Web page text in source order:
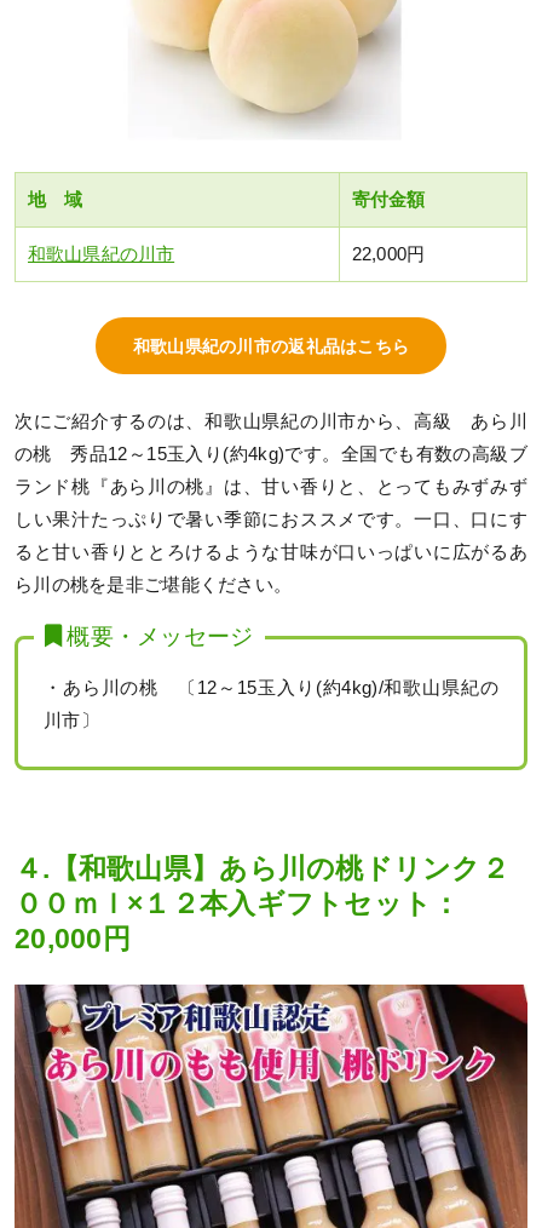
地 域 寄付金額
和歌山県紀の川市 22,000円
和歌山県紀の川市の返礼品はこちら
次にご紹介するのは、和歌山県紀の川市から、高級 あら川
の桃 秀品12～15玉入り(約4kg)です。全国でも有数の高級ブ
ランド桃『あら川の桃』は、甘い香りと、とってもみずみず
しい果汁たっぷりで暑い季節におススメです。一口、口にす
ると甘い香りととろけるような甘味が口いっぱいに広がるあ
ら川の桃を是非ご堪能ください。
概要・メッセージ
・あら川の桃 〔12～15玉入り(約4kg)/和歌山県紀の
川市〕
４.【和歌山県】あら川の桃ドリンク２
００ｍｌ×１２本入ギフトセット：
20,000円